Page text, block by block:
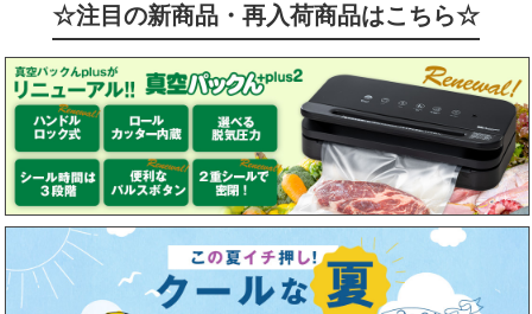
☆注目の新商品・再入荷商品はこちら☆